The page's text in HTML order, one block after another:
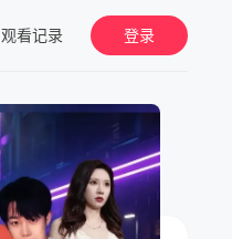
观看记录 登录